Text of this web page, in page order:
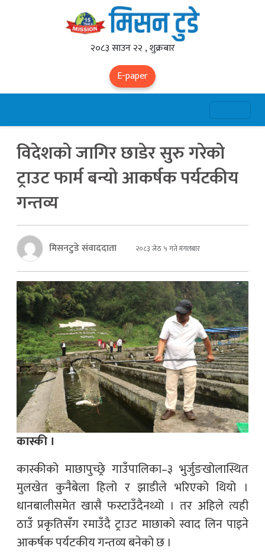
२०८३ साउन २२ , शुक्रबार
E-paper
विदेशको जागिर छाडेर सुरु गरेको
ट्राउट फार्म बन्यो आकर्षक पर्यटकीय
गन्तव्य
मिसनटुडे संवाददाता २०८३ जेठ ५ गते मंगलबार
कास्की ।
कास्कीको माछापुच्छ्रे गाउँपालिका–३ भुर्जुङखोलास्थित
मुलखेत कुनैबेला हिलो र झाडीले भरिएको थियो ।
धानबालीसमेत खासै फस्टाउँदैनथ्यो । तर अहिले त्यही
ठाउँ प्रकृतिसँग रमाउँदै ट्राउट माछाको स्वाद लिन पाइने
आकर्षक पर्यटकीय गन्तव्य बनेको छ ।